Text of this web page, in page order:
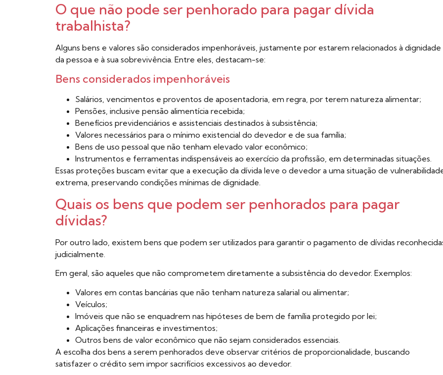
O que não pode ser penhorado para pagar dívida
trabalhista?
Alguns bens e valores são considerados impenhoráveis, justamente por estarem relacionados à dignidade
da pessoa e à sua sobrevivência. Entre eles, destacam-se:
Bens considerados impenhoráveis
Salários, vencimentos e proventos de aposentadoria, em regra, por terem natureza alimentar;
Pensões, inclusive pensão alimentícia recebida;
Benefícios previdenciários e assistenciais destinados à subsistência;
Valores necessários para o mínimo existencial do devedor e de sua família;
Bens de uso pessoal que não tenham elevado valor econômico;
Instrumentos e ferramentas indispensáveis ao exercício da profissão, em determinadas situações.
Essas proteções buscam evitar que a execução da dívida leve o devedor a uma situação de
extrema, preservando condições mínimas de dignidade.
Quais os bens que podem ser penhorados para pagar
dívidas?
Por outro lado, existem bens que podem ser utilizados para garantir o pagamento de dívidas
judicialmente.
Em geral, são aqueles que não comprometem diretamente a subsistência do devedor. Exemplos:
Valores em contas bancárias que não tenham natureza salarial ou alimentar;
Veículos;
Imóveis que não se enquadrem nas hipóteses de bem de família protegido por lei;
Aplicações financeiras e investimentos;
Outros bens de valor econômico que não sejam considerados essenciais.
A escolha dos bens a serem penhorados deve observar critérios de proporcionalidade, buscando
satisfazer o crédito sem impor sacrifícios excessivos ao devedor.